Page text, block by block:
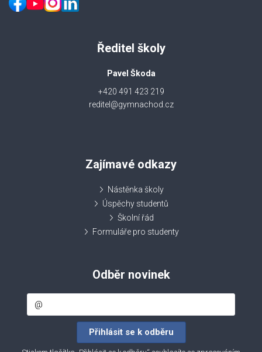
Ředitel školy
Pavel Škoda
+420 491 423 219
reditel@gymnachod.cz
Zajímavé odkazy
Nástěnka školy
Úspěchy studentů
Školní řád
Formuláře pro studenty
Odběr novinek